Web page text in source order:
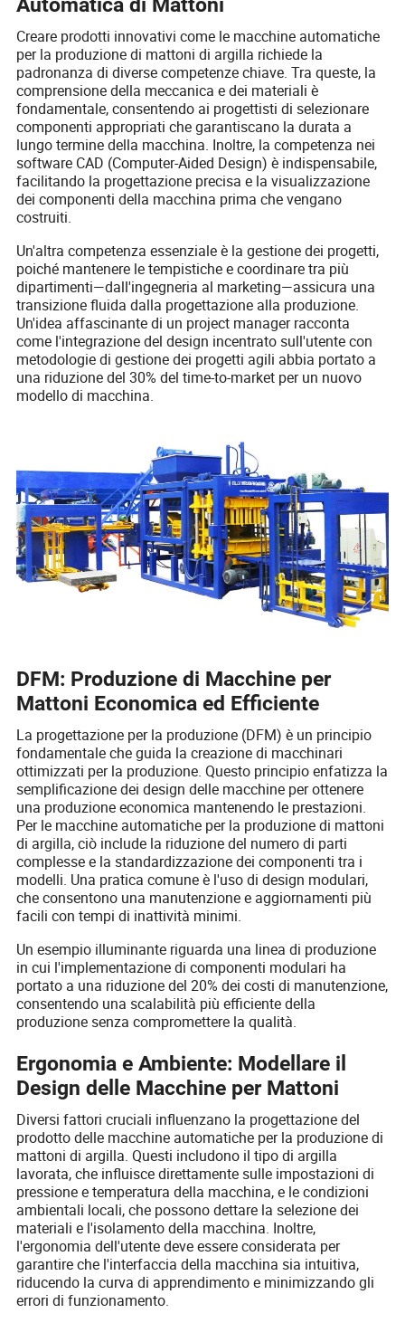
Creare prodotti innovativi come le macchine automatiche
per la produzione di mattoni di argilla richiede la
padronanza di diverse competenze chiave. Tra queste, la
comprensione della meccanica e dei materiali è
fondamentale, consentendo ai progettisti di selezionare
componenti appropriati che garantiscano la durata a
lungo termine della macchina. Inoltre, la competenza nei
software CAD (Computer-Aided Design) è indispensabile,
facilitando la progettazione precisa e la visualizzazione
dei componenti della macchina prima che vengano
costruiti.
Un'altra competenza essenziale è la gestione dei progetti,
poiché mantenere le tempistiche e coordinare tra più
dipartimenti—dall'ingegneria al marketing—assicura una
transizione fluida dalla progettazione alla produzione.
Un'idea affascinante di un project manager racconta
come l'integrazione del design incentrato sull'utente con
metodologie di gestione dei progetti agili abbia portato a
una riduzione del 30% del time-to-market per un nuovo
modello di macchina.
DFM: Produzione di Macchine per
Mattoni Economica ed Efficiente
La progettazione per la produzione (DFM) è un principio
fondamentale che guida la creazione di macchinari
ottimizzati per la produzione. Questo principio enfatizza la
semplificazione dei design delle macchine per ottenere
una produzione economica mantenendo le prestazioni.
Per le macchine automatiche per la produzione di mattoni
di argilla, ciò include la riduzione del numero di parti
complesse e la standardizzazione dei componenti tra i
modelli. Una pratica comune è l'uso di design modulari,
che consentono una manutenzione e aggiornamenti più
facili con tempi di inattività minimi.
Un esempio illuminante riguarda una linea di produzione
in cui l'implementazione di componenti modulari ha
portato a una riduzione del 20% dei costi di manutenzione,
consentendo una scalabilità più efficiente della
produzione senza compromettere la qualità.
Ergonomia e Ambiente: Modellare il
Design delle Macchine per Mattoni
Diversi fattori cruciali influenzano la progettazione del
prodotto delle macchine automatiche per la produzione di
mattoni di argilla. Questi includono il tipo di argilla
lavorata, che influisce direttamente sulle impostazioni di
pressione e temperatura della macchina, e le condizioni
ambientali locali, che possono dettare la selezione dei
materiali e l'isolamento della macchina. Inoltre,
l'ergonomia dell'utente deve essere considerata per
garantire che l'interfaccia della macchina sia intuitiva,
riducendo la curva di apprendimento e minimizzando gli
errori di funzionamento.